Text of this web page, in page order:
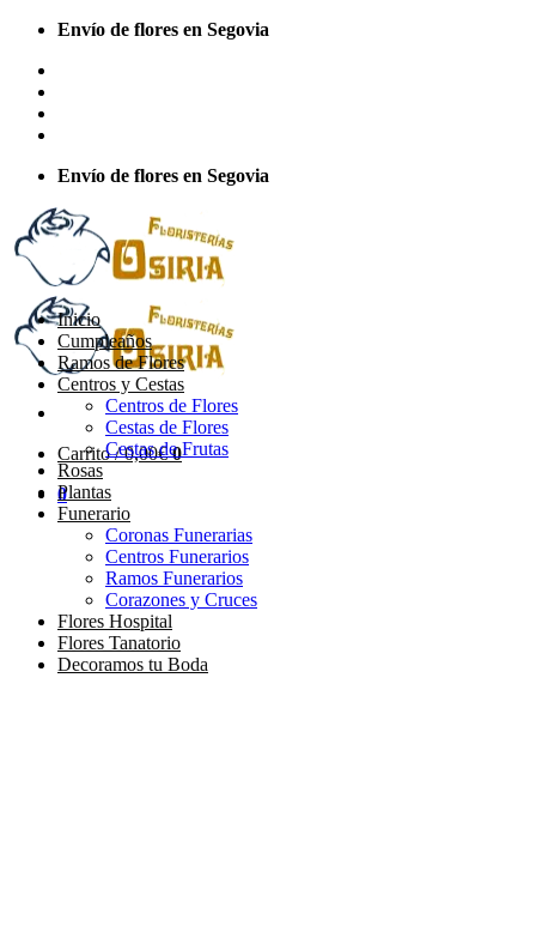
Saltar
contenido
Envío de flores en Segovia
Envío de flores en Segovia
Carrito /0,00€ 0
0
Inicio
Cumpleaños
Ramos de Flores
Centros y Cestas
Centros de Flores
Cestas de Flores
Cestas de Frutas
Rosas
Plantas
Funerario
Coronas Funerarias
Centros Funerarios
Ramos Funerarios
Corazones y Cruces
Flores Hospital
Flores Tanatorio
Decoramos tu Boda